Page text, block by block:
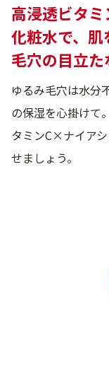
高浸透ビタ
化粧水で、肌
毛穴の目立
ゆるみ毛穴は水分
の保湿を心掛けて
タミンC×ナイア
せましょう。